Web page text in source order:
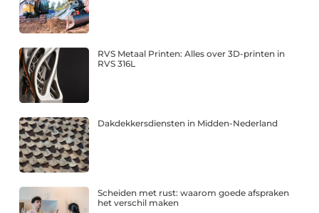
RVS Metaal Printen: Alles over 3D-printen in
RVS 316L
Dakdekkersdiensten in Midden-Nederland
Scheiden met rust: waarom goede afspraken
het verschil maken